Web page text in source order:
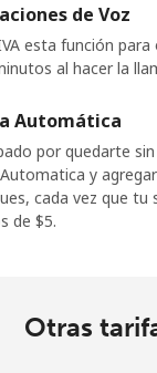
de Voz
esta función
al hacer la
Automática
por quedarte
y
cada vez que tu
de ⁦$5⁩.
Otras